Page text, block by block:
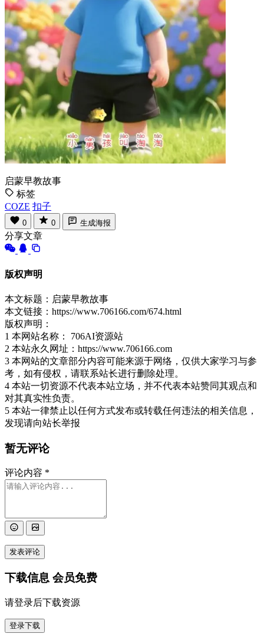
启蒙早教故事
标签
COZE 扣子
0 0 生成海报
分享文章
版权声明
本文标题：启蒙早教故事
本文链接：https://www.706166.com/674.html
版权声明：
1 本网站名称： 706AI资源站
2 本站永久网址：https://www.706166.com
3 本网站的文章部分内容可能来源于网络，仅供大家学习与参
考，如有侵权，请联系站长进行删除处理。
4 本站一切资源不代表本站立场，并不代表本站赞同其观点和
对其真实性负责。
5 本站一律禁止以任何方式发布或转载任何违法的相关信息，
发现请向站长举报
暂无评论
评论内容 *
发表评论
下载信息 会员免费
请登录后下载资源
登录下载